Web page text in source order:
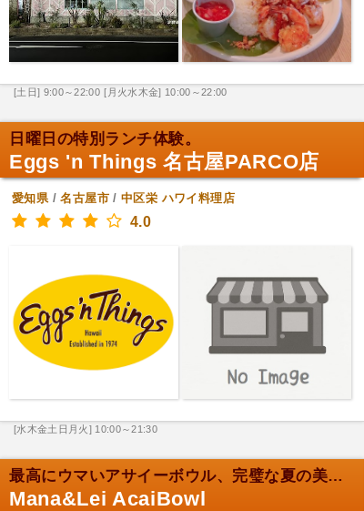
[土日] 9:00～22:00 [月火水木金] 10:00～22:00
日曜日の特別ランチ体験。
Eggs 'n Things 名古屋PARCO店
愛知県/名古屋市/中区栄 ハワイ料理店
4.0
[水木金土日月火] 10:00～21:30
最高にウマいアサイーボウル、完璧な夏の美味しさ！
Mana&Lei AcaiBowl